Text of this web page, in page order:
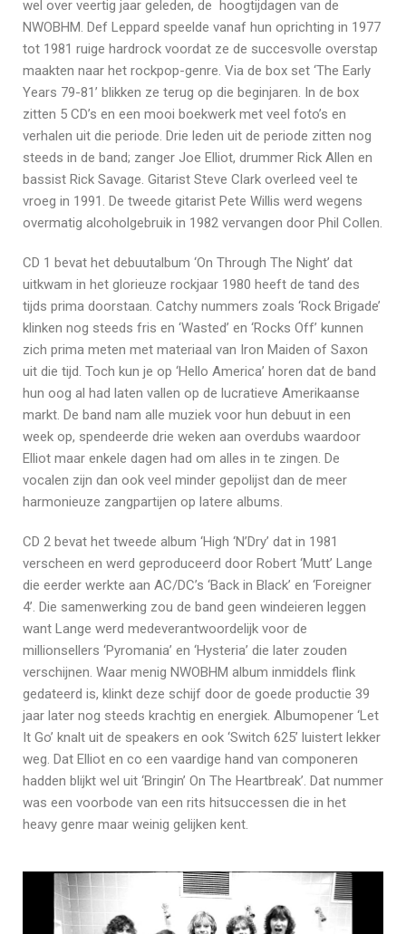
wel over veertig jaar geleden, de hoogtijdagen van de
NWOBHM. Def Leppard speelde vanaf hun oprichting in 1977
tot 1981 ruige hardrock voordat ze de succesvolle overstap
maakten naar het rockpop-genre. Via de box set ‘The Early
Years 79-81’ blikken ze terug op die beginjaren. In de box
zitten 5 CD’s en een mooi boekwerk met veel foto’s en
verhalen uit die periode. Drie leden uit de periode zitten nog
steeds in de band; zanger Joe Elliot, drummer Rick Allen en
bassist Rick Savage. Gitarist Steve Clark overleed veel te
vroeg in 1991. De tweede gitarist Pete Willis werd wegens
overmatig alcoholgebruik in 1982 vervangen door Phil Collen.
CD 1 bevat het debuutalbum ‘On Through The Night’ dat
uitkwam in het glorieuze rockjaar 1980 heeft de tand des
tijds prima doorstaan. Catchy nummers zoals ‘Rock Brigade’
klinken nog steeds fris en ‘Wasted’ en ‘Rocks Off’ kunnen
zich prima meten met materiaal van Iron Maiden of Saxon
uit die tijd. Toch kun je op ‘Hello America’ horen dat de band
hun oog al had laten vallen op de lucratieve Amerikaanse
markt. De band nam alle muziek voor hun debuut in een
week op, spendeerde drie weken aan overdubs waardoor
Elliot maar enkele dagen had om alles in te zingen. De
vocalen zijn dan ook veel minder gepolijst dan de meer
harmonieuze zangpartijen op latere albums.
CD 2 bevat het tweede album ‘High ‘N’Dry’ dat in 1981
verscheen en werd geproduceerd door Robert ‘Mutt’ Lange
die eerder werkte aan AC/DC’s ‘Back in Black’ en ‘Foreigner
4’. Die samenwerking zou de band geen windeieren leggen
want Lange werd medeverantwoordelijk voor de
millionsellers ‘Pyromania’ en ‘Hysteria’ die later zouden
verschijnen. Waar menig NWOBHM album inmiddels flink
gedateerd is, klinkt deze schijf door de goede productie 39
jaar later nog steeds krachtig en energiek. Albumopener ‘Let
It Go’ knalt uit de speakers en ook ‘Switch 625’ luistert lekker
weg. Dat Elliot en co een vaardige hand van componeren
hadden blijkt wel uit ‘Bringin’ On The Heartbreak’. Dat nummer
was een voorbode van een rits hitsuccessen die in het
heavy genre maar weinig gelijken kent.